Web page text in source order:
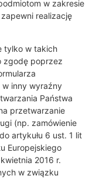
w zakresie
realizację
tylko w takich
zgodę poprzez
w inny wyraźny
Państwa
przetwarzanie
(np. zamówienie
artykułu 6 ust. 1 lit
Europejskiego
2016 r.
w związku